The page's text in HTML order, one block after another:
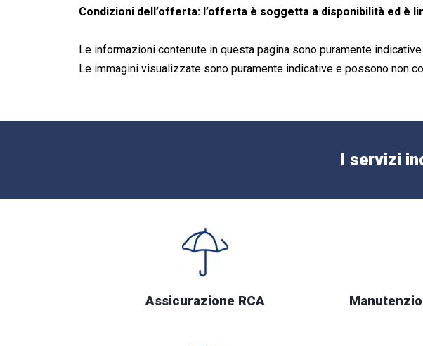
Condizioni dell’offerta: l’offerta è soggetta a disponibilità ed è
Le informazioni contenute in questa pagina sono puramente
Le immagini visualizzate sono puramente indicative e possono non
I servizi
Assicurazione RCA